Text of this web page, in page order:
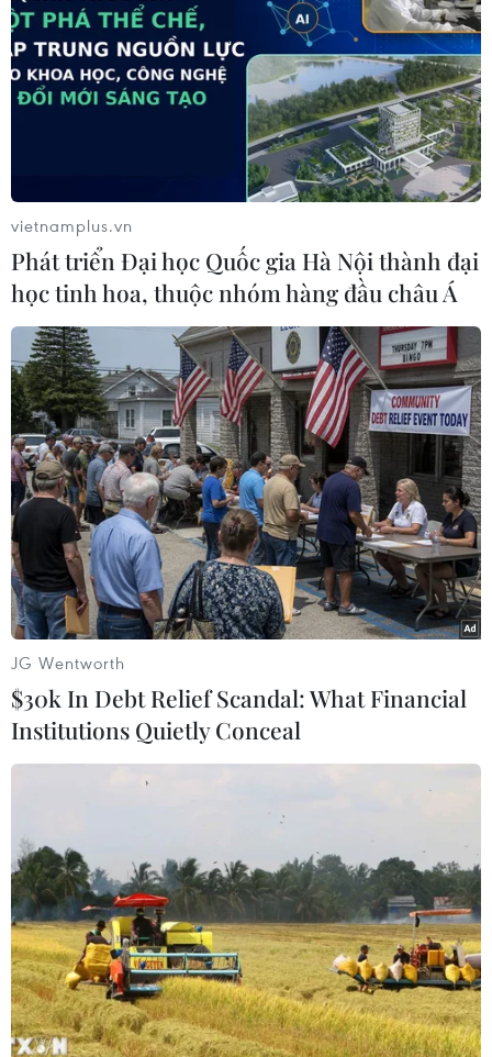
Theo dõi VietnamPlus
TIN LIÊN QUAN
Nắng nóng cực độ tiếp tục bao trùm miền
Tây và miền Nam nước Mỹ
Nhiệt độ lên tới 54,4 độ C trong ngày 14/7 ở một số khu
vực thuộc Arizona và Nevada, trong đó mức nhiệt cao
nhất từ trước đến nay có thể ghi nhận tại hai thành phố
vietnamplus.vn
Phát triển Đại học Quốc gia Hà Nội thành đại
học tinh hoa, thuộc nhóm hàng đầu châu Á
JG Wentworth
$30k In Debt Relief Scandal: What Financial
Institutions Quietly Conceal